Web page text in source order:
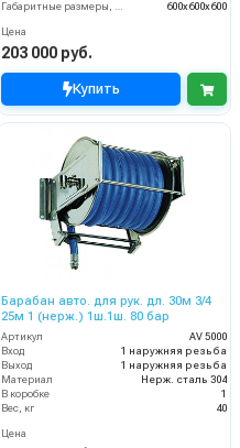
Габаритные размеры, мм
600x600x600
Цена
203 000 руб.
Купить
Барабан авто. для рук. дл. 30м 3/4
25м 1 (нерж.) 1ш.1ш. 80 бар
Артикул
AV 5000
Вход
1 наружняя резьба
Выход
1 наружняя резьба
Материал
Нерж. сталь 304
В коробке
1
Вес, кг
40
Цена